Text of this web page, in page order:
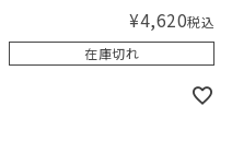
¥4,620税込
在庫切れ